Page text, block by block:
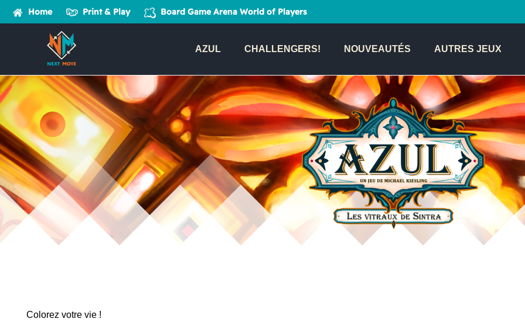
Home Print & Play Board Game Arena World of Players
AZUL CHALLENGERS! NOUVEAUTÉS AUTRES JEUX
Colorez votre vie !